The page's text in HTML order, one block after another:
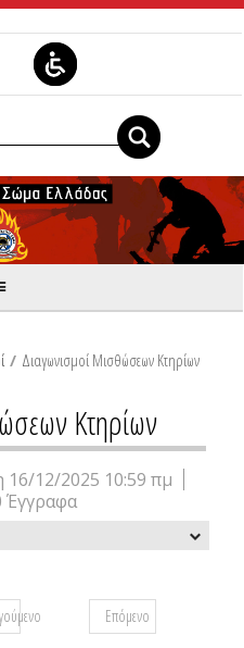
/ Διαγωνισμοί Μισθώσεων Κτηρίων
Κτηρίων
16/12/2025 10:59 πμ
Έγγραφα
Επόμενο